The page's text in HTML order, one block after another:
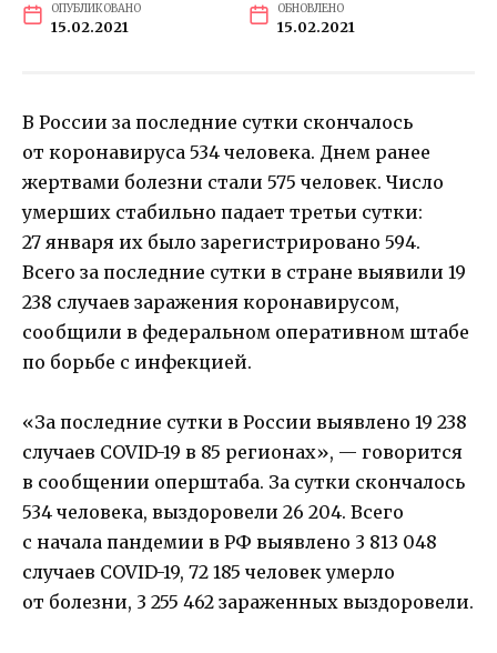
ОПУБЛИКОВАНО
15.02.2021
ОБНОВЛЕНО
15.02.2021
В России за последние сутки скончалось
от коронавируса 534 человека. Днем ранее
жертвами болезни стали 575 человек. Число
умерших стабильно падает третьи сутки:
27 января их было зарегистрировано 594.
Всего за последние сутки в стране выявили 19
238 случаев заражения коронавирусом,
сообщили в федеральном оперативном штабе
по борьбе с инфекцией.
«За последние сутки в России выявлено 19 238
случаев COVID-19 в 85 регионах», — говорится
в сообщении оперштаба. За сутки скончалось
534 человека, выздоровели 26 204. Всего
с начала пандемии в РФ выявлено 3 813 048
случаев COVID-19, 72 185 человек умерло
от болезни, 3 255 462 зараженных выздоровели.